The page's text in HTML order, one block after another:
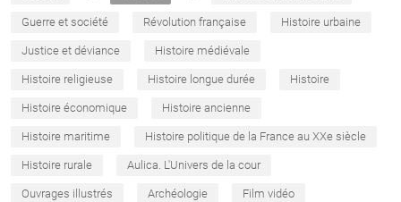
Guerre et société Révolution française Histoire urbaine
Justice et déviance Histoire médiévale
Histoire religieuse Histoire longue durée Histoire
Histoire économique Histoire ancienne
Histoire maritime Histoire politique de la France au XXe siècle
Histoire rurale Aulica. L'Univers de la cour
Ouvrages illustrés Archéologie Film vidéo